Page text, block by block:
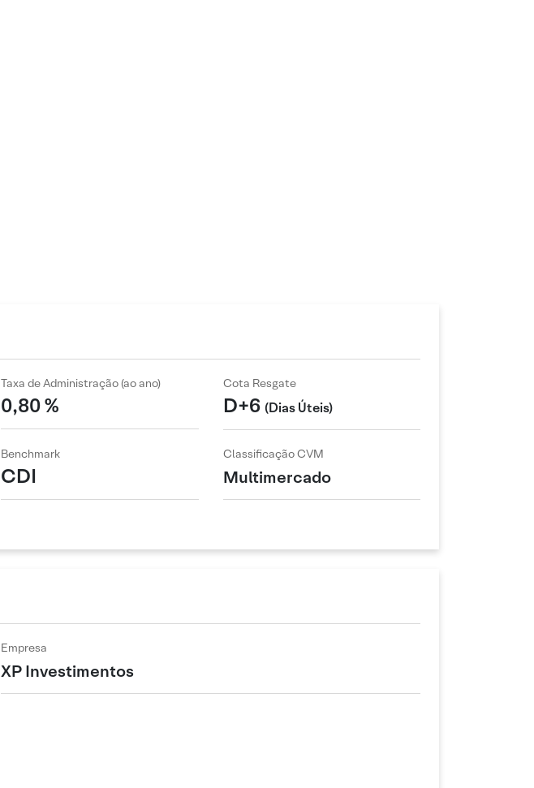
Taxa de Administração (ao ano)
0,80 %
Cota Resgate
D+6 (Dias Úteis)
Benchmark
CDI
Classificação CVM
Multimercado
Empresa
XP Investimentos